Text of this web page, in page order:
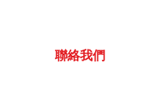
聯絡我們